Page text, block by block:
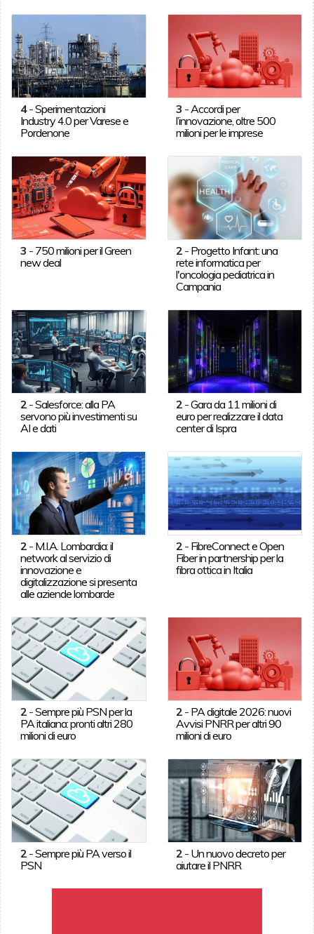
4-Sperimentazioni
Industry 4.0 per Varese e
Pordenone
3 - Accordi per
l’innovazione, oltre 500
milioni per le imprese
3 - 750 milioni per il Green
new deal
2 - Progetto Infant: una
rete informatica per
l'oncologia pediatrica in
Campania
2-Salesforce: alla PA
servono più investimenti su
AI e dati
2 -Gara da 11 milioni di
euro per realizzare il data
center di Ispra
2- M.I.A. Lombardia: il
network al servizio di
innovazione e
digitalizzazione si presenta
alle aziende lombarde
2 - FibreConnect e Open
Fiber in partnership per la
fibra ottica in Italia
2-Sempre più PSN per la
PA italiana: pronti altri 280
milioni di euro
2 - PA digitale 2026: nuovi
Avvisi PNRR per altri 90
milioni di euro
2-Sempre più PA verso il
PSN
2 - Un nuovo decreto per
aiutare il PNRR